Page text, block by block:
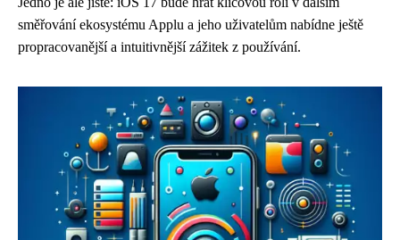
směřování ekosystému Applu a jeho uživatelům nabídne ještě
propracovanější a intuitivnější zážitek z používání.